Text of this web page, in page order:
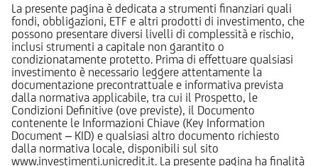
La presente pagina è dedicata a strumenti finanziari quali
fondi, obbligazioni, ETF e altri prodotti di investimento, che
possono presentare diversi livelli di complessità e rischio,
inclusi strumenti a capitale non garantito o
condizionatamente protetto. Prima di effettuare qualsiasi
investimento è necessario leggere attentamente la
documentazione precontrattuale e informativa prevista
dalla normativa applicabile, tra cui il Prospetto, le
Condizioni Definitive (ove previste), il Documento
contenente le Informazioni Chiave (Key Information
Document – KID) e qualsiasi altro documento richiesto
dalla normativa locale, disponibili sul sito
www.investimenti.unicredit.it. La presente pagina ha finalità